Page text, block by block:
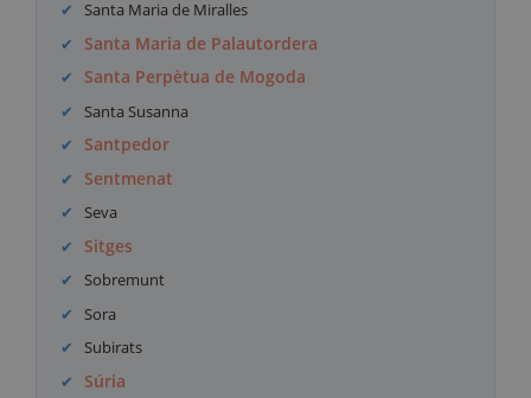
Santa Maria de Miralles
Santa Maria de Palautordera
Santa Perpètua de Mogoda
Santa Susanna
Santpedor
Sentmenat
Seva
Sitges
Sobremunt
Sora
Subirats
Súria